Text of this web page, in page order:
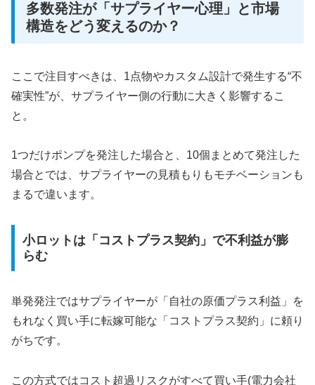
多数発注が「サプライヤー心理」と市場
構造をどう変えるのか？
ここで注目すべきは、1点物やカスタム設計で発生する“不
確実性”が、サプライヤー側の行動に大きく影響するこ
と。
1つだけポンプを発注した場合と、10個まとめて発注した
場合とでは、サプライヤーの見積もりもモチベーションも
まるで違います。
小ロットは「コストプラス契約」で不利益が膨
らむ
単発発注ではサプライヤーが「自社の原価プラス利益」を
もれなく買い手に転嫁可能な「コストプラス契約」に頼り
がちです。
この方式ではコスト超過リスクがすべて買い手(電力会社